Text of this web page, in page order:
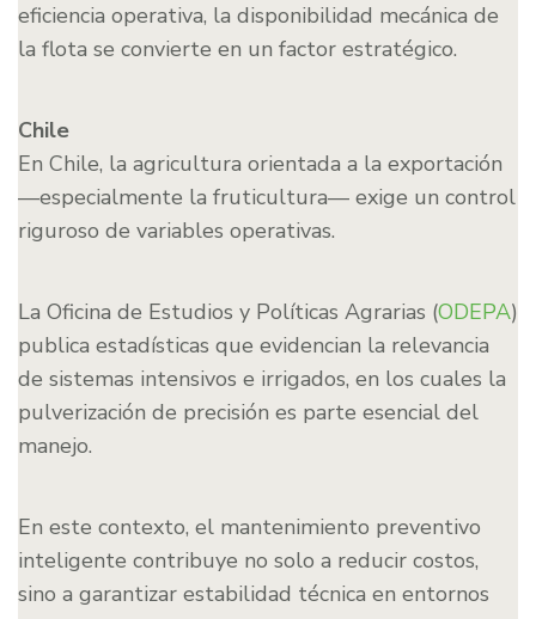
eficiencia operativa, la disponibilidad mecánica de
la flota se convierte en un factor estratégico.
Chile
En Chile, la agricultura orientada a la exportación
—especialmente la fruticultura— exige un control
riguroso de variables operativas.
La Oficina de Estudios y Políticas Agrarias (ODEPA)
publica estadísticas que evidencian la relevancia
de sistemas intensivos e irrigados, en los cuales la
pulverización de precisión es parte esencial del
manejo.
En este contexto, el mantenimiento preventivo
inteligente contribuye no solo a reducir costos,
sino a garantizar estabilidad técnica en entornos